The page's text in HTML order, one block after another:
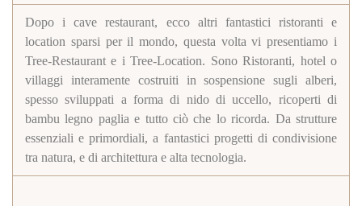
Dopo i cave restaurant, ecco altri fantastici ristoranti e
location sparsi per il mondo, questa volta vi presentiamo i
Tree-Restaurant e i Tree-Location. Sono Ristoranti, hotel o
villaggi interamente costruiti in sospensione sugli alberi,
spesso sviluppati a forma di nido di uccello, ricoperti di
bambu legno paglia e tutto ciò che lo ricorda. Da strutture
essenziali e primordiali, a fantastici progetti di condivisione
tra natura, e di architettura e alta tecnologia.